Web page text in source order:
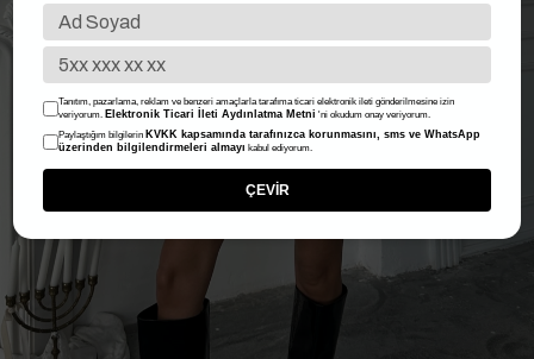
Tanıtım, pazarlama, reklam ve benzeri amaçlarla tarafıma ticari elektronik ileti gönderilmesine izin
veriyorum. Elektronik Ticari İleti Aydınlatma Metni 'ni okudum onay veriyorum.
Paylaştığım bilgilerin KVKK kapsamında tarafınızca korunmasını, sms ve WhatsApp
üzerinden bilgilendirmeleri almayı kabul ediyorum.
ÇEVİR